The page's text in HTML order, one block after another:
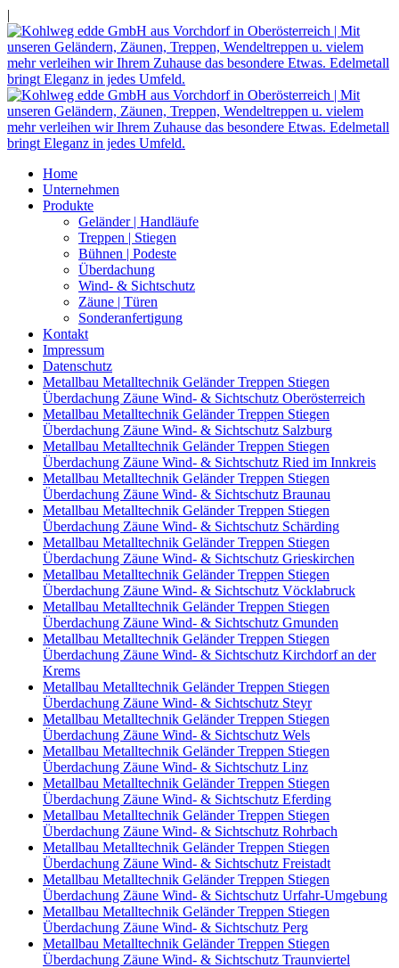
|
Home
Unternehmen
Produkte
Geländer | Handläufe
Treppen | Stiegen
Bühnen | Podeste
Überdachung
Wind- & Sichtschutz
Zäune | Türen
Sonderanfertigung
Kontakt
Impressum
Datenschutz
Metallbau Metalltechnik Geländer Treppen Stiegen
Überdachung Zäune Wind- & Sichtschutz Oberösterreich
Metallbau Metalltechnik Geländer Treppen Stiegen
Überdachung Zäune Wind- & Sichtschutz Salzburg
Metallbau Metalltechnik Geländer Treppen Stiegen
Überdachung Zäune Wind- & Sichtschutz Ried im Innkreis
Metallbau Metalltechnik Geländer Treppen Stiegen
Überdachung Zäune Wind- & Sichtschutz Braunau
Metallbau Metalltechnik Geländer Treppen Stiegen
Überdachung Zäune Wind- & Sichtschutz Schärding
Metallbau Metalltechnik Geländer Treppen Stiegen
Überdachung Zäune Wind- & Sichtschutz Grieskirchen
Metallbau Metalltechnik Geländer Treppen Stiegen
Überdachung Zäune Wind- & Sichtschutz Vöcklabruck
Metallbau Metalltechnik Geländer Treppen Stiegen
Überdachung Zäune Wind- & Sichtschutz Gmunden
Metallbau Metalltechnik Geländer Treppen Stiegen
Überdachung Zäune Wind- & Sichtschutz Kirchdorf an der
Krems
Metallbau Metalltechnik Geländer Treppen Stiegen
Überdachung Zäune Wind- & Sichtschutz Steyr
Metallbau Metalltechnik Geländer Treppen Stiegen
Überdachung Zäune Wind- & Sichtschutz Wels
Metallbau Metalltechnik Geländer Treppen Stiegen
Überdachung Zäune Wind- & Sichtschutz Linz
Metallbau Metalltechnik Geländer Treppen Stiegen
Überdachung Zäune Wind- & Sichtschutz Eferding
Metallbau Metalltechnik Geländer Treppen Stiegen
Überdachung Zäune Wind- & Sichtschutz Rohrbach
Metallbau Metalltechnik Geländer Treppen Stiegen
Überdachung Zäune Wind- & Sichtschutz Freistadt
Metallbau Metalltechnik Geländer Treppen Stiegen
Überdachung Zäune Wind- & Sichtschutz Urfahr-Umgebung
Metallbau Metalltechnik Geländer Treppen Stiegen
Überdachung Zäune Wind- & Sichtschutz Perg
Metallbau Metalltechnik Geländer Treppen Stiegen
Überdachung Zäune Wind- & Sichtschutz Traunviertel